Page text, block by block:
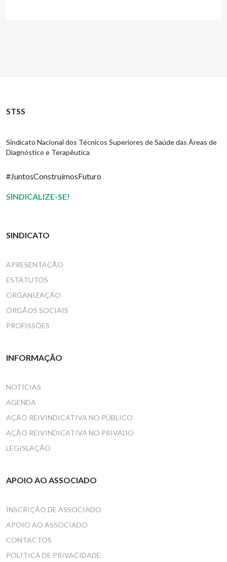
STSS
Sindicato Nacional dos Técnicos Superiores de Saúde das Áreas de
Diagnóstico e Terapêutica
#JuntosConstruímosFuturo
SINDICALIZE-SE!
SINDICATO
APRESENTAÇÃO
ESTATUTOS
ORGANIZAÇÃO
ÓRGÃOS SOCIAIS
PROFISSÕES
INFORMAÇÃO
NOTÍCIAS
AGENDA
AÇÃO REIVINDICATIVA NO PÚBLICO
AÇÃO REIVINDICATIVA NO PRIVADO
LEGISLAÇÃO
APOIO AO ASSOCIADO
INSCRIÇÃO DE ASSOCIADO
APOIO AO ASSOCIADO
CONTACTOS
POLÍTICA DE PRIVACIDADE